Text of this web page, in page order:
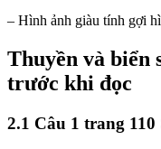
– Hình ảnh giàu tính gợi
Thuyền và biển
trước khi đọc
2.1 Câu 1 trang